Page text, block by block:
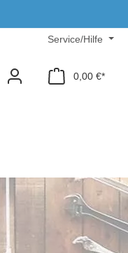
Service/Hilfe
0,00 €*